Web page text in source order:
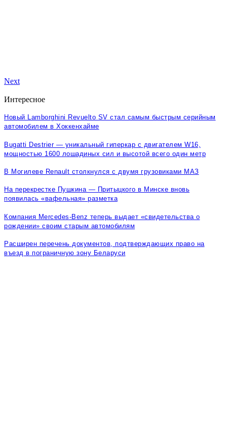
Next
Интересное
Новый Lamborghini Revuelto SV стал самым быстрым серийным
автомобилем в Хоккенхайме
Bugatti Destrier — уникальный гиперкар с двигателем W16,
мощностью 1600 лошадиных сил и высотой всего один метр
В Могилеве Renault столкнулся с двумя грузовиками МАЗ
На перекрестке Пушкина — Притыцкого в Минске вновь
появилась «вафельная» разметка
Компания Mercedes-Benz теперь выдает «свидетельства о
рождении» своим старым автомобилям
Расширен перечень документов, подтверждающих право на
въезд в пограничную зону Беларуси